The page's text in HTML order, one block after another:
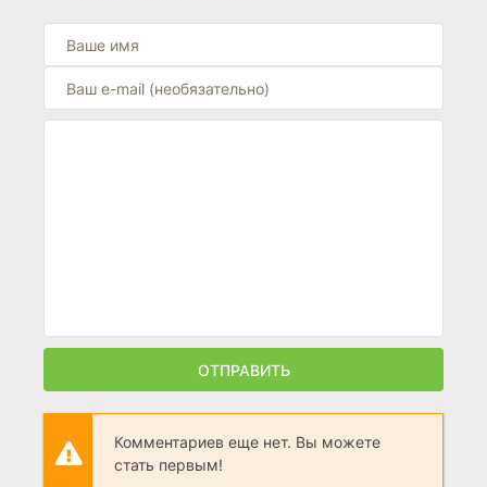
ОТПРАВИТЬ
Комментариев еще нет. Вы можете
стать первым!